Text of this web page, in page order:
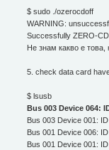
$ sudo ./ozerocdoff
WARNING:
Successfully ZERO-
Не знам какво е това,
5. check data card
$ lsusb
Bus 003 Device 064:
Bus 003 Device 001:
Bus 001 Device 006:
Bus 001 Device 001: